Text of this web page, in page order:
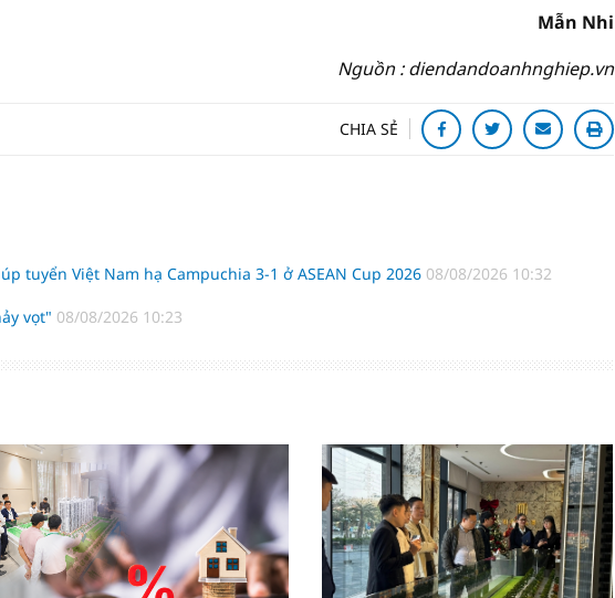
Mẫn Nhi
Nguồn : diendandoanhnghiep.vn
CHIA SẺ
tuyển Việt Nam hạ Campuchia 3-1 ở ASEAN Cup 2026 08/08/2026 10:32
vọt" 08/08/2026 10:23